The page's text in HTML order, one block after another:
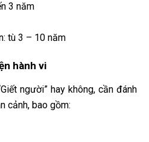
3 năm
tù 3 – 10 năm
hành vi
người” hay không, cần đánh
cảnh, bao gồm: